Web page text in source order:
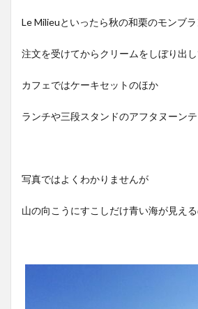
Le Milieuといったら秋の和栗のモンブラ
注文を受けてからクリームをしぼり出
カフェではケーキセットのほか
ランチや三段スタンドのアフタヌーン
写真ではよくわかりませんが
山の向こうにすこしだけ青い海が見える